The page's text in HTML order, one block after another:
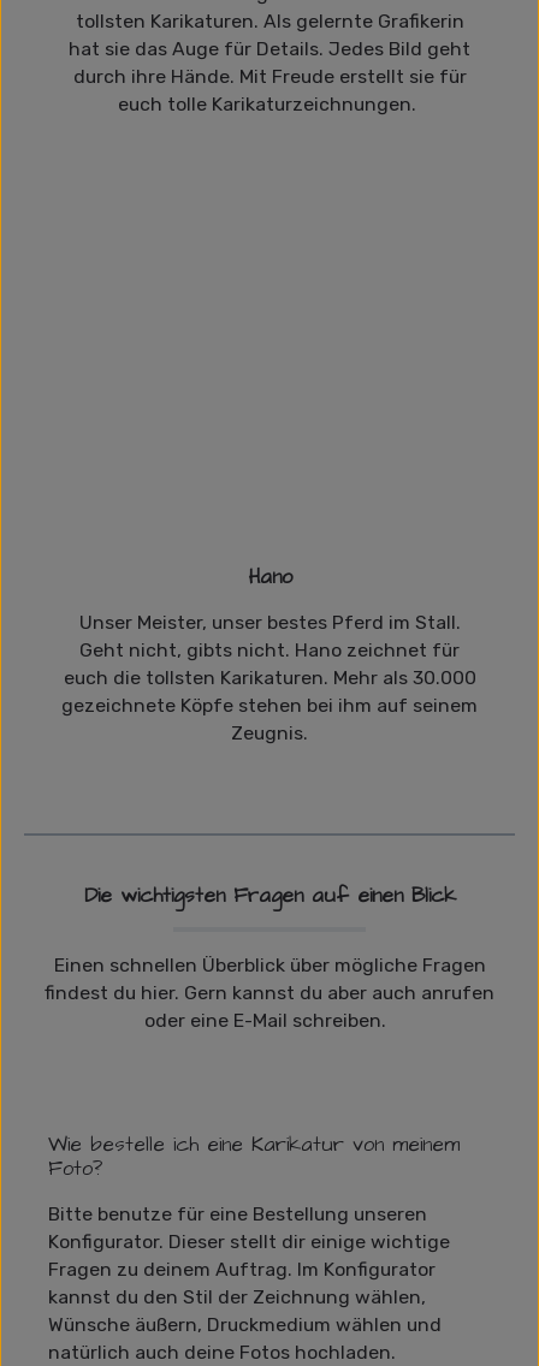
tollsten Karikaturen. Als gelernte Grafikerin
hat sie das Auge für Details. Jedes Bild geht
durch ihre Hände. Mit Freude erstellt sie für
euch tolle Karikaturzeichnungen.
Hano
Unser Meister, unser bestes Pferd im Stall.
Geht nicht, gibts nicht. Hano zeichnet für
euch die tollsten Karikaturen. Mehr als 30.000
gezeichnete Köpfe stehen bei ihm auf seinem
Zeugnis.
Die wichtigsten Fragen auf einen Blick
Einen schnellen Überblick über mögliche Fragen
findest du hier. Gern kannst du aber auch anrufen
oder eine E-Mail schreiben.
Wie bestelle ich eine Karikatur von meinem
Foto?
Bitte benutze für eine Bestellung unseren
Konfigurator. Dieser stellt dir einige wichtige
Fragen zu deinem Auftrag. Im Konfigurator
kannst du den Stil der Zeichnung wählen,
Wünsche äußern, Druckmedium wählen und
natürlich auch deine Fotos hochladen.